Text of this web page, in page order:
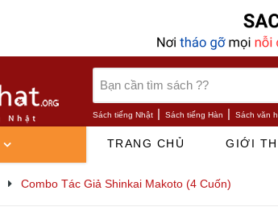
Sách tiếng Nhật | Sách tiếng Hàn | Sách văn
TRANG CHỦ GIỚI
Combo Tác Giả Shinkai Makoto (4 Cuốn)